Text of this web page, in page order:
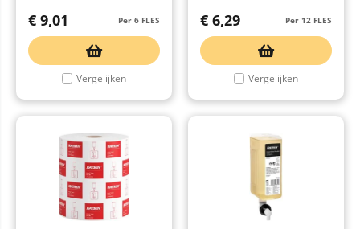
Per 6 FLES
€ 9,01
Vergelijken
Per 12 FLES
€ 6,29
Vergelijken